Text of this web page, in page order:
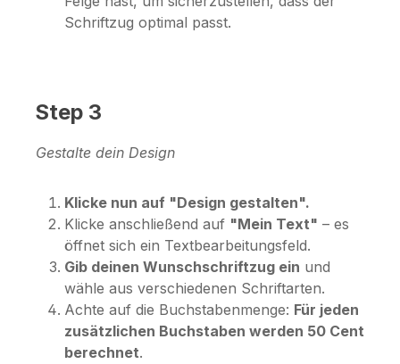
Schriftzug optimal passt.
Step 3
Gestalte dein Design
Klicke nun auf "Design gestalten".
Klicke anschließend auf "Mein Text" – es
öffnet sich ein Textbearbeitungsfeld.
Gib deinen Wunschschriftzug ein und
wähle aus verschiedenen Schriftarten.
Achte auf die Buchstabenmenge: Für jeden
zusätzlichen Buchstaben werden 50 Cent
berechnet.